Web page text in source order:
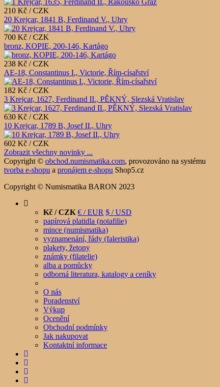
210 Kč / CZK
20 Krejcar, 1841 B, Ferdinand V., Uhry
700 Kč / CZK
bronz, KOPIE, 200-146, Kartágo
238 Kč / CZK
AE-18, Constantinus I., Victorie, Řím-císařství
182 Kč / CZK
3 Krejcar, 1627, Ferdinand II., PĚKNÝ, Slezská Vratislav
630 Kč / CZK
10 Krejcar, 1789 B, Josef II., Uhry
602 Kč / CZK
Zobrazit všechny novinky ...
Copyright © obchod.numismatika.com, provozováno na systému
tvorba e-shopu a pronájem e-shopu Shop5.cz
Copyright © Numismatika BARON 2023
Kč / CZK € / EUR $ / USD
papírová platidla (notafilie)
mince (numismatika)
vyznamenání, řády (faleristika)
plakety, žetony
známky (filatelie)
alba a pomůcky
odborná literatura, katalogy a ceníky
O nás
Poradenství
Výkup
Ocenění
Obchodní podmínky
Jak nakupovat
Kontaktní informace